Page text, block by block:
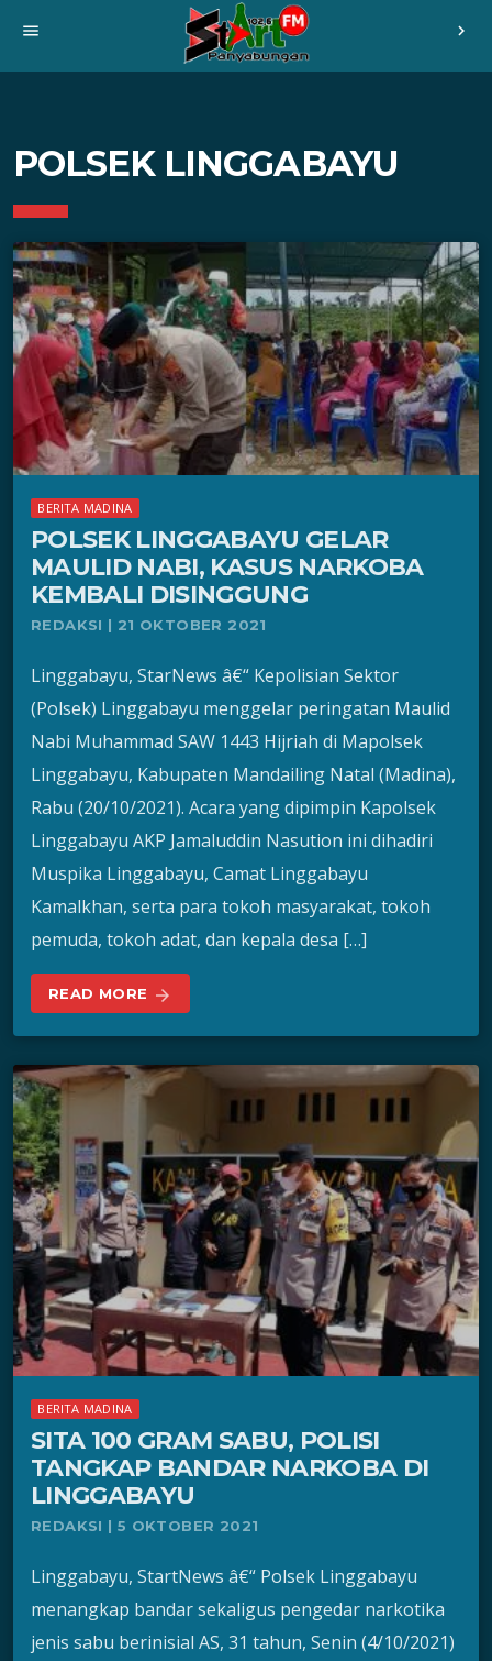
menu chevron_right
POLSEK LINGGABAYU
BERITA MADINA
POLSEK LINGGABAYU GELAR
MAULID NABI, KASUS NARKOBA
KEMBALI DISINGGUNG
REDAKSI | 21 OKTOBER 2021
Linggabayu, StarNews â€“ Kepolisian Sektor
(Polsek) Linggabayu menggelar peringatan Maulid
Nabi Muhammad SAW 1443 Hijriah di Mapolsek
Linggabayu, Kabupaten Mandailing Natal (Madina),
Rabu (20/10/2021). Acara yang dipimpin Kapolsek
Linggabayu AKP Jamaluddin Nasution ini dihadiri
Muspika Linggabayu, Camat Linggabayu
Kamalkhan, serta para tokoh masyarakat, tokoh
pemuda, tokoh adat, dan kepala desa […]
READ MORE arrow_forward
BERITA MADINA
SITA 100 GRAM SABU, POLISI
TANGKAP BANDAR NARKOBA DI
LINGGABAYU
REDAKSI | 5 OKTOBER 2021
Linggabayu, StartNews â€“ Polsek Linggabayu
menangkap bandar sekaligus pengedar narkotika
jenis sabu berinisial AS, 31 tahun, Senin (4/10/2021)